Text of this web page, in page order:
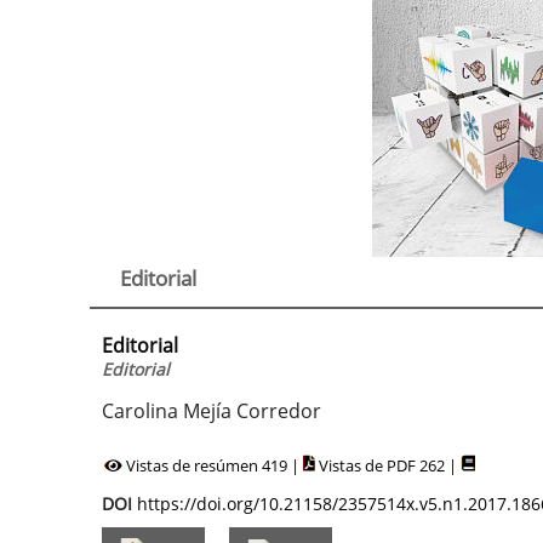
Editorial
Editorial
Editorial
Carolina Mejía Corredor
Vistas de resúmen 419 | Vistas de PDF 262 |
DOI https://doi.org/10.21158/